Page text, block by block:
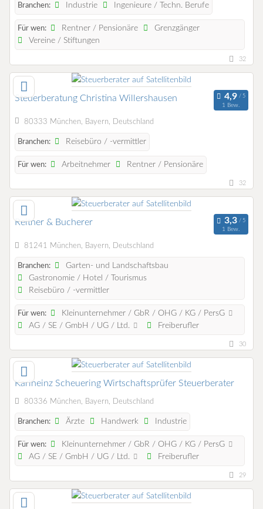
Branchen: Industrie Ingenieure / Techn. Berufe
Für wen: Rentner / Pensionäre
Grenzgänger
Vereine / Stiftungen
32
Steuerberatung Christina Willershausen
1 Bew.
80333 München, Bayern, Deutschland
Branchen: Reisebüro / -vermittler
Für wen: Arbeitnehmer Rentner / Pensionäre
32
Reitner & Bucherer
1 Bew.
81241 München, Bayern, Deutschland
Branchen:
Garten- und Landschaftsbau
Gastronomie / Hotel / Tourismus
Reisebüro / -vermittler
Für wen:
Kleinunternehmer / GbR / OHG / KG / PersG
AG / SE / GmbH / UG / Ltd.
Freiberufler
30
Karlheinz Scheuering Wirtschaftsprüfer Steuerberater
80336 München, Bayern, Deutschland
Branchen: Ärzte Handwerk Industrie
Für wen:
Kleinunternehmer / GbR / OHG / KG / PersG
AG / SE / GmbH / UG / Ltd.
Freiberufler
29